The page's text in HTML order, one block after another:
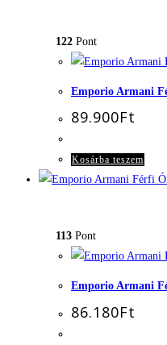
122 Pont
Emporio Armani
89.900Ft
Kosárba teszem
113 Pont
Emporio Armani
86.180Ft